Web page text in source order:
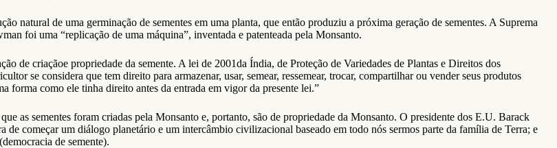
natural de uma germinação de sementes em uma planta, que então produziu a próxima geração de sementes. A Suprema
foi uma “replicação de uma máquina”, inventada e patenteada pela Monsanto.
de criaçãoe propriedade da semente. A lei de 2001da Índia, de Proteção de Variedades de Plantas e Direitos dos
se considera que tem direito para armazenar, usar, semear, ressemear, trocar, compartilhar ou vender seus produtos
forma como ele tinha direito antes da entrada em vigor da presente lei.”
as sementes foram criadas pela Monsanto e, portanto, são de propriedade da Monsanto. O presidente dos E.U. Barack
começar um diálogo planetário e um intercâmbio civilizacional baseado em todo nós sermos parte da família de Terra; e
de semente).